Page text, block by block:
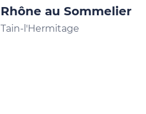
Rhône au Sommelier
Tain-l'Hermitage